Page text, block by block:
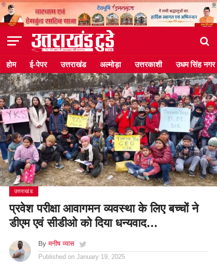
होम ई-पेपर उत्तराखंड अल्मोड़ा उत्तरकाशी उधम सिंह नगर
उत्तराखंड
प्रवेश परीक्षा आवागमन व्यवस्था के लिए बच्चों ने
डीएम एवं सीडीओ को दिया धन्यवाद…
By मनीष व्यास
Published on January 19, 2025